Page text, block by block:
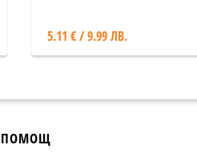
5.11 € / 9.99 ЛВ.
ПОМОЩ